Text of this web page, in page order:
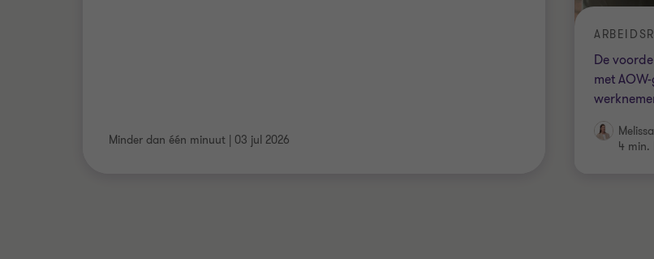
Minder dan één minuut | 03 jul 2026
De
met
4 min.